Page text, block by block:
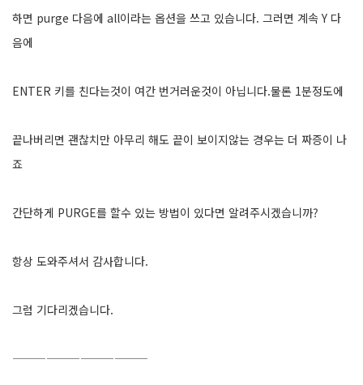
하면 purge 다음에 all이라는 옵션을 쓰고 있습니다. 그러면 계속 Y 다
음에
ENTER 키를 친다는것이 여간 번거러운것이 아닙니다.물론 1분정도에
끝나버리면 괜찮치만 아무리 해도 끝이 보이지않는 경우는 더 짜증이 나
죠
간단하게 PURGE를 할수 있는 방법이 있다면 알려주시겠습니까?
항상 도와주셔서 감사합니다.
그럼 기다리겠습니다.
————————————